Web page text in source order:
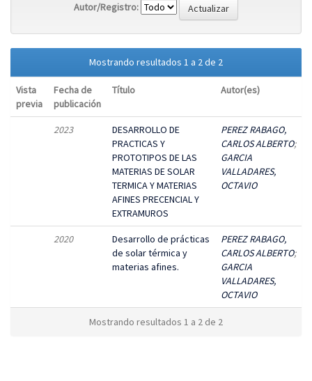
Autor/Registro:
Mostrando resultados 1 a 2 de 2
Vista
previa
Fecha de
publicación
Título Autor(es)
2023
DESARROLLO DE
PRACTICAS Y
PROTOTIPOS DE LAS
MATERIAS DE SOLAR
TERMICA Y MATERIAS
AFINES PRECENCIAL Y
EXTRAMUROS
PEREZ RABAGO,
CARLOS ALBERTO;
GARCIA
VALLADARES,
OCTAVIO
2020
Desarrollo de prácticas
de solar térmica y
materias afines.
PEREZ RABAGO,
CARLOS ALBERTO;
GARCIA
VALLADARES,
OCTAVIO
Mostrando resultados 1 a 2 de 2